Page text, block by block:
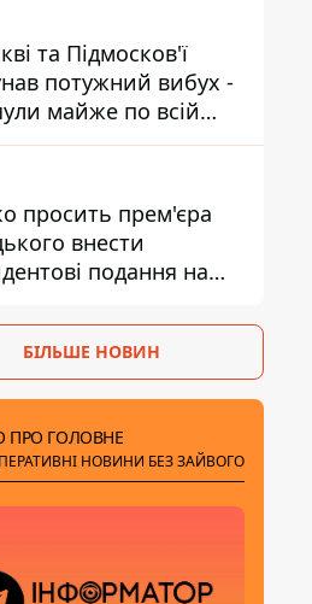
та Підмосков'ї
потужний вибух -
майже по всій
просить прем'єра
внести
подання на
Бахматова
БІЛЬШЕ НОВИН
ПРО ГОЛОВНЕ
НОВИНИ БЕЗ ЗАЙВОГО